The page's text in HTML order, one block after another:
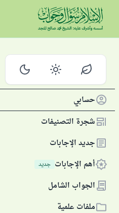
حسابي
شجرة التصنيفات
جديد الإجابات
أهم الإجابات جديد
الجواب الشامل
ملفات علمية